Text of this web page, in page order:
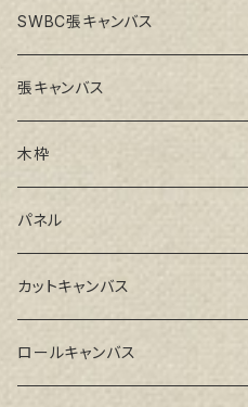
SWBC張キャンバス
張キャンバス
GAERA F(中細目)
GAERA BA(中荒目)
GAERA GLC(中目)
トークロ イエロー(中目)
木枠
ルーブル米杉木枠
Paulo木枠
パネル
ラワンパネル
シナパネル
カットキャンバス
GAERA F(中細目)
ロールキャンバス